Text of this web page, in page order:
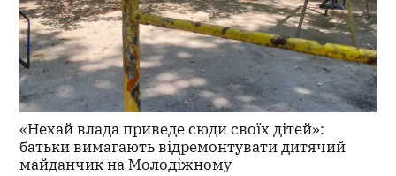
«Нехай влада приведе сюди своїх дітей»:
батьки вимагають відремонтувати дитячий
майданчик на Молодіжному